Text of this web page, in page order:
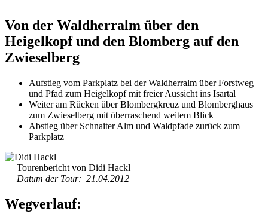
Von der Waldherralm über den
Heigelkopf und den Blomberg auf den
Zwieselberg
Aufstieg vom Parkplatz bei der Waldherralm über Forstweg
und Pfad zum Heigelkopf mit freier Aussicht ins Isartal
Weiter am Rücken über Blombergkreuz und Blomberghaus
zum Zwieselberg mit überraschend weitem Blick
Abstieg über Schnaiter Alm und Waldpfade zurück zum
Parkplatz
Tourenbericht von Didi Hackl
Datum der Tour: 21.04.2012
Wegverlauf: